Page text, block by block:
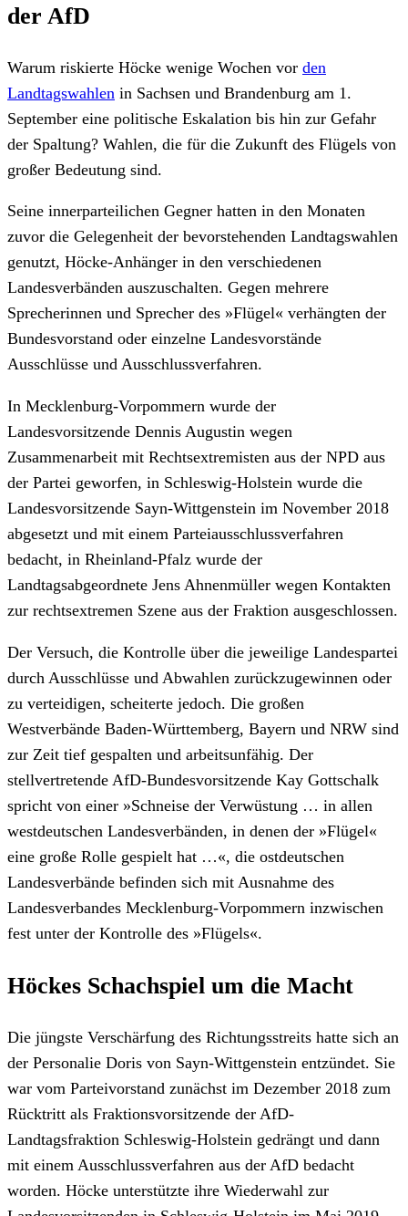
der AfD
Warum riskierte Höcke wenige Wochen vor den
Landtagswahlen in Sachsen und Brandenburg am 1.
September eine politische Eskalation bis hin zur Gefahr
der Spaltung? Wahlen, die für die Zukunft des Flügels von
großer Bedeutung sind.
Seine innerparteilichen Gegner hatten in den Monaten
zuvor die Gelegenheit der bevorstehenden Landtagswahlen
genutzt, Höcke-Anhänger in den verschiedenen
Landesverbänden auszuschalten. Gegen mehrere
Sprecherinnen und Sprecher des »Flügel« verhängten der
Bundesvorstand oder einzelne Landesvorstände
Ausschlüsse und Ausschlussverfahren.
In Mecklenburg-Vorpommern wurde der
Landesvorsitzende Dennis Augustin wegen
Zusammenarbeit mit Rechtsextremisten aus der NPD aus
der Partei geworfen, in Schleswig-Holstein wurde die
Landesvorsitzende Sayn-Wittgenstein im November 2018
abgesetzt und mit einem Parteiausschlussverfahren
bedacht, in Rheinland-Pfalz wurde der
Landtagsabgeordnete Jens Ahnenmüller wegen Kontakten
zur rechtsextremen Szene aus der Fraktion ausgeschlossen.
Der Versuch, die Kontrolle über die jeweilige Landespartei
durch Ausschlüsse und Abwahlen zurückzugewinnen oder
zu verteidigen, scheiterte jedoch. Die großen
Westverbände Baden-Württemberg, Bayern und NRW sind
zur Zeit tief gespalten und arbeitsunfähig. Der
stellvertretende AfD-Bundesvorsitzende Kay Gottschalk
spricht von einer »Schneise der Verwüstung … in allen
westdeutschen Landesverbänden, in denen der »Flügel«
eine große Rolle gespielt hat …«, die ostdeutschen
Landesverbände befinden sich mit Ausnahme des
Landesverbandes Mecklenburg-Vorpommern inzwischen
fest unter der Kontrolle des »Flügels«.
Höckes Schachspiel um die Macht
Die jüngste Verschärfung des Richtungsstreits hatte sich an
der Personalie Doris von Sayn-Wittgenstein entzündet. Sie
war vom Parteivorstand zunächst im Dezember 2018 zum
Rücktritt als Fraktionsvorsitzende der AfD-
Landtagsfraktion Schleswig-Holstein gedrängt und dann
mit einem Ausschlussverfahren aus der AfD bedacht
worden. Höcke unterstützte ihre Wiederwahl zur